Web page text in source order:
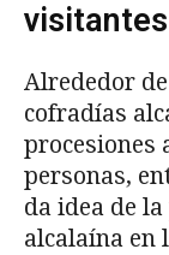
visitantes
Alrededor
cofradías
procesiones
personas,
da idea de
alcalaína en